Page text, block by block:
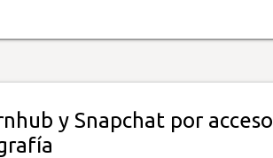
y Snapchat por acceso